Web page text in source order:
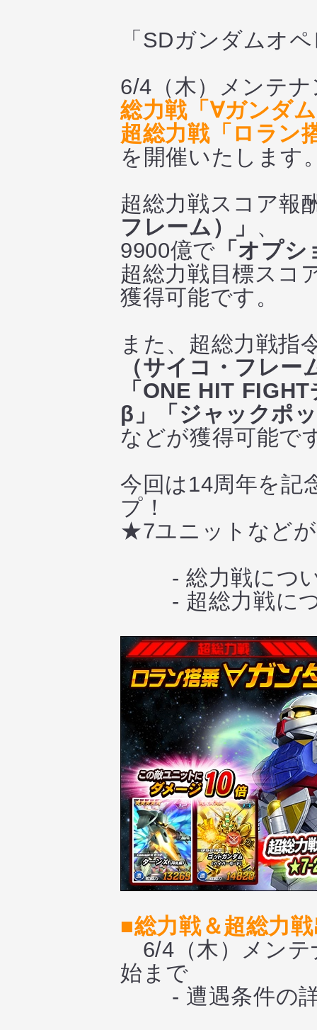
「SDガンダムオ
6/4（木）メンテ
総力戦「∀ガンダ
超総力戦「ロラン
を開催いたします
超総力戦スコア報
フレーム）」 、
9900億で 「オプ
超総力戦目標スコ
獲得可能です。
また、超総力戦指
（サイコ・フレー
「ONE HIT
β」「ジャックポ
などが獲得可能で
今回は14周年を記
プ！
★7ユニットなど
- 総力戦につ
- 超総力戦につ
■総力戦＆超総力
6/4（木）メンテ
始まで
- 遭遇条件の